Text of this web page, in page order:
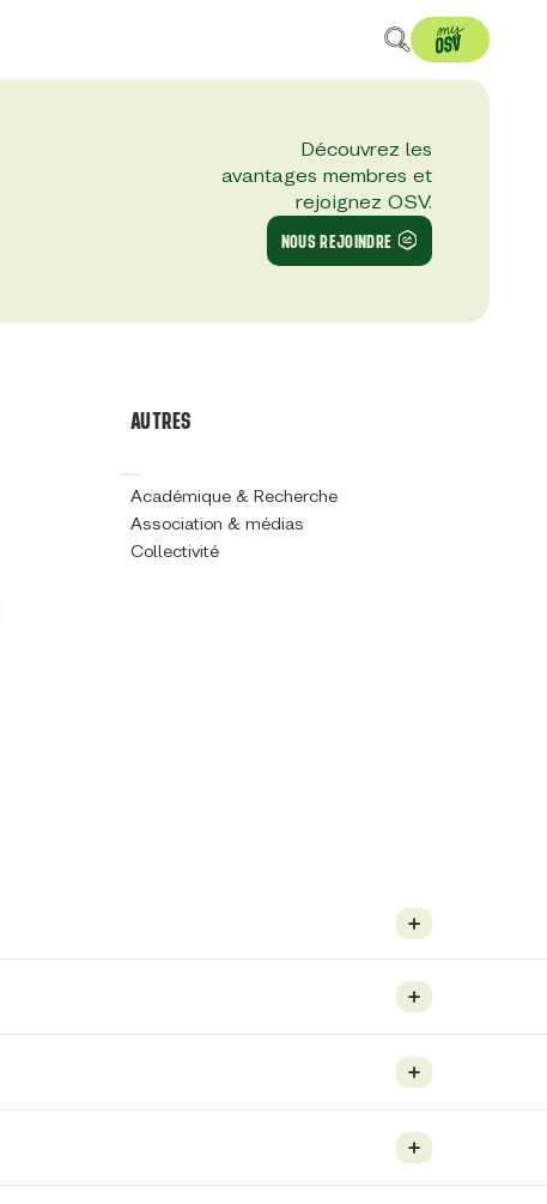
Découvrez les
avantages membres et
rejoignez OSV.
NOUS REJOINDRE
AUTRES
Académique & Recherche
Association & médias
Collectivité